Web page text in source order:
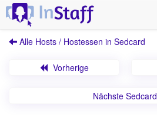
Alle Hosts / Hostessen in Sedcard
Vorherige
Nächste Sedcard